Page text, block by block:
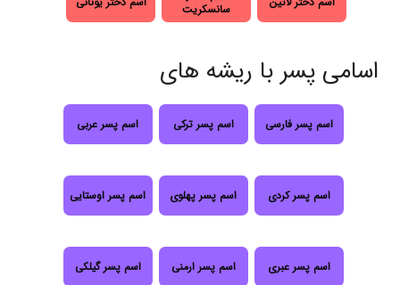
سانسکریت
اسامی پسر با ریشه های
اسم پسر فارسی اسم پسر ترکی اسم پسر عربی
اسم پسر کردی اسم پسر پهلوی اسم پسر اوستایی
اسم پسر عبری اسم پسر ارمنی اسم پسر گیلکی